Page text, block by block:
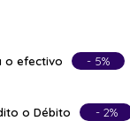
o efectivo - 5%
o Débito - 2%